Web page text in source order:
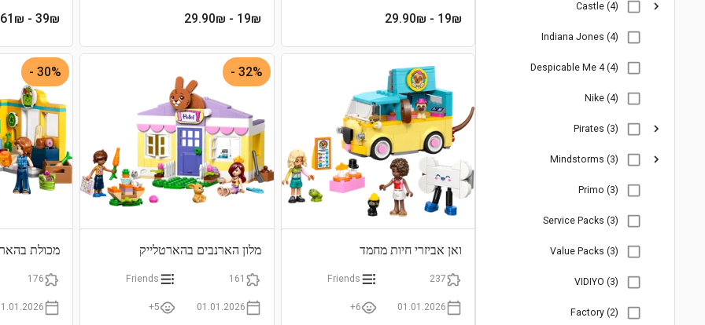
Castle (4)
Indiana Jones (4)
Despicable Me 4 (4)
Nike (4)
Pirates (3)
Mindstorms (3)
Primo (3)
Service Packs (3)
Value Packs (3)
VIDIYO (3)
Factory (2)
19₪
- 29.90₪
19₪
- 29.90₪
39₪
- 51.61₪
ואן אביזרי חיות מחמד
237
Friends
01.01.2026
6+
32% -
מלון הארנבים בהארטלייק
161
Friends
01.01.2026
5+
30% -
מכולת
176